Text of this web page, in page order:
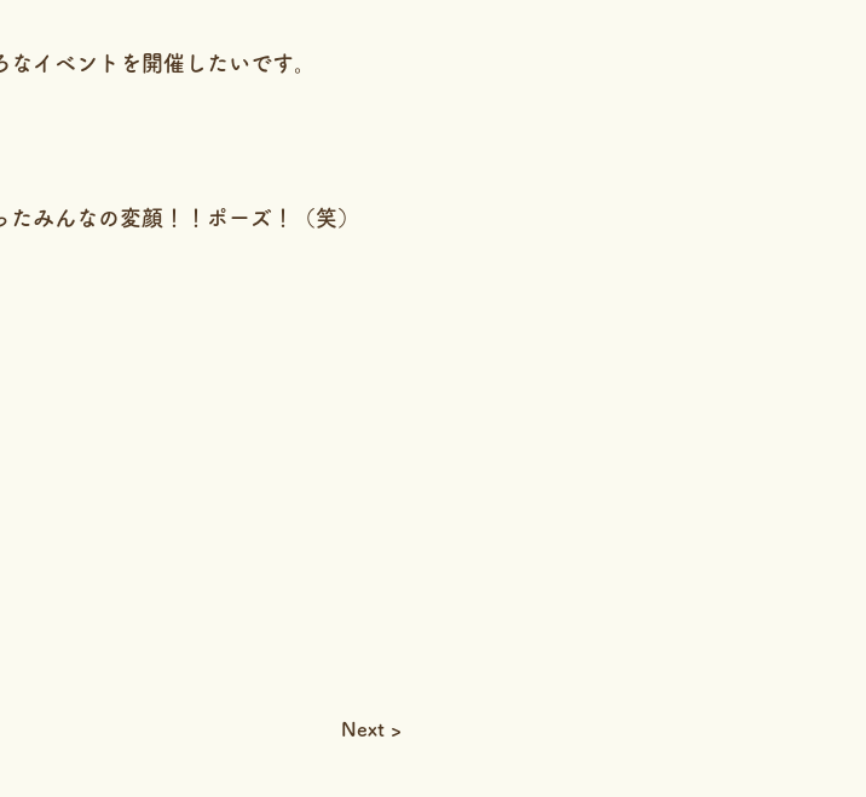
イベントを開催したいです。
みんなの変顔！！ポーズ！（笑）
Next >